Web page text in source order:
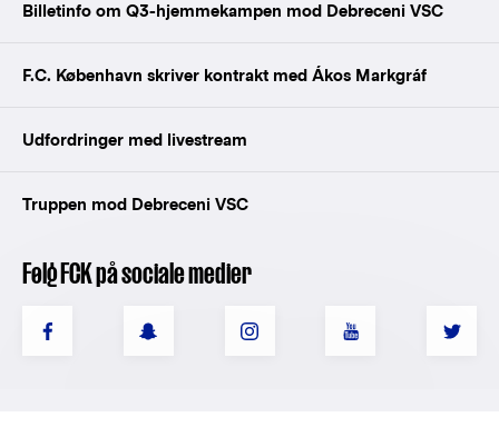
Billetinfo om Q3-hjemmekampen mod Debreceni VSC
F.C. København skriver kontrakt med Ákos Markgráf
Udfordringer med livestream
Truppen mod Debreceni VSC
Følg FCK på sociale medier